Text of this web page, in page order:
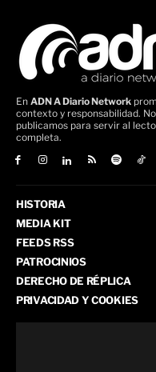
En ADN A Diario Network
contexto y responsabilidad.
publicamos para servir al
completa.
HISTORIA
MEDIA KIT
FEEDS RSS
PATROCINIOS
DERECHO DE RÉPLICA
PRIVACIDAD Y COOKIES